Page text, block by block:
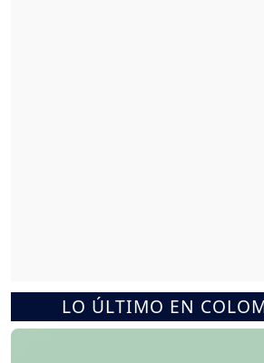
LO ÚLTIMO EN